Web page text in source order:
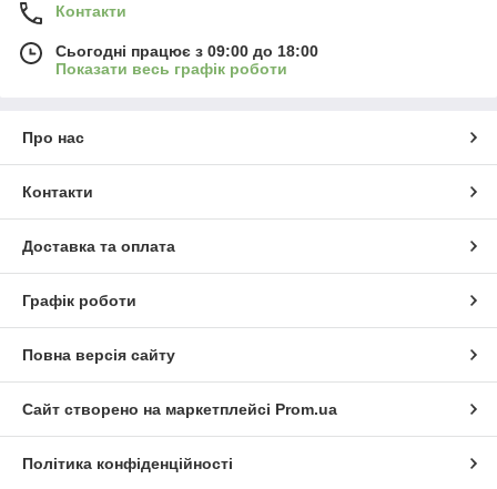
Контакти
Сьогодні працює з 09:00 до 18:00
Показати весь графік роботи
Про нас
Контакти
Доставка та оплата
Графік роботи
Повна версія сайту
Сайт створено на маркетплейсі Prom.ua
Політика конфіденційності